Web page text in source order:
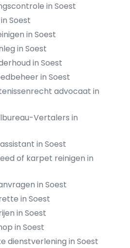
in Soest
Soest
in Soest
in Soest
in Soest
in Soest
advocaat in
Vertalers in
in Soest
of karpet reinigen in
in Soest
in Soest
in Soest
in Soest
dienstverlening in Soest